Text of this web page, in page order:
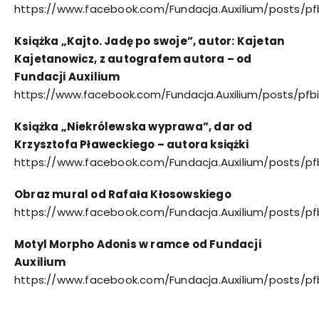
https://www.facebook.com/Fundacja.Auxilium/posts/
Książka „Kajto. Jadę po swoje”, autor: Kajetan
Kajetanowicz, z autografem autora – od
Fundacji Auxilium
https://www.facebook.com/Fundacja.Auxilium/posts/
Książka „Niekrólewska wyprawa”, dar od
Krzysztofa Pławeckiego – autora książki
https://www.facebook.com/Fundacja.Auxilium/posts/
Obraz mural od Rafała Kłosowskiego
https://www.facebook.com/Fundacja.Auxilium/posts/
Motyl Morpho Adonis w ramce od Fundacji
Auxilium
https://www.facebook.com/Fundacja.Auxilium/posts/